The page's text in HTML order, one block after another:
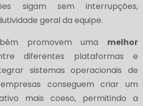
sigam sem interrupções,
geral da equipe.
promovem uma melhor
diferentes plataformas e
sistemas operacionais de
conseguem criar um
mais coeso, permitindo a